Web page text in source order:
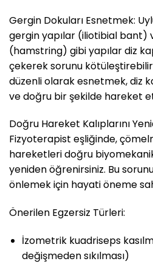
Gergin Dokuları Esnetmek:
gergin yapılar (iliotibial bant)
(hamstring) gibi yapılar diz
çekerek sorunu
düzenli olarak esnetmek, diz
ve doğru bir şekilde hareket
Doğru Hareket Kalıplarını
Fizyoterapist eşliğinde,
hareketleri doğru biyomekanik
yeniden öğrenirsiniz. Bu
önlemek için hayati öneme
Önerilen Egzersiz Türleri:
İzometrik kuadriseps
değişmeden sıkılması)